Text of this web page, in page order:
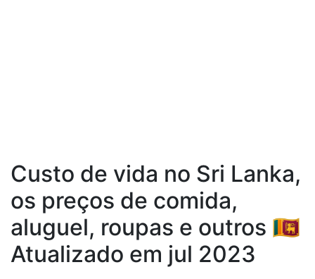
Custo de vida no Sri Lanka,
os preços de comida,
aluguel, roupas e outros 🇱🇰
Atualizado em jul 2023